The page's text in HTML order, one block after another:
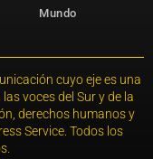
Mundo
cuyo eje es una
voces del Sur y de la
derechos humanos y
Service. Todos los